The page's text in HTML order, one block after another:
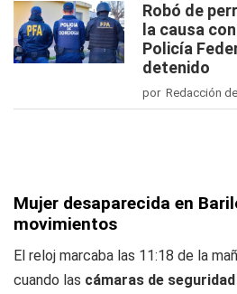
Robó de
la causa
Policía
detenido
por Redacción
Mujer desaparecida en
movimientos
El reloj marcaba las 11:18 de la
cuando las cámaras de seguridad